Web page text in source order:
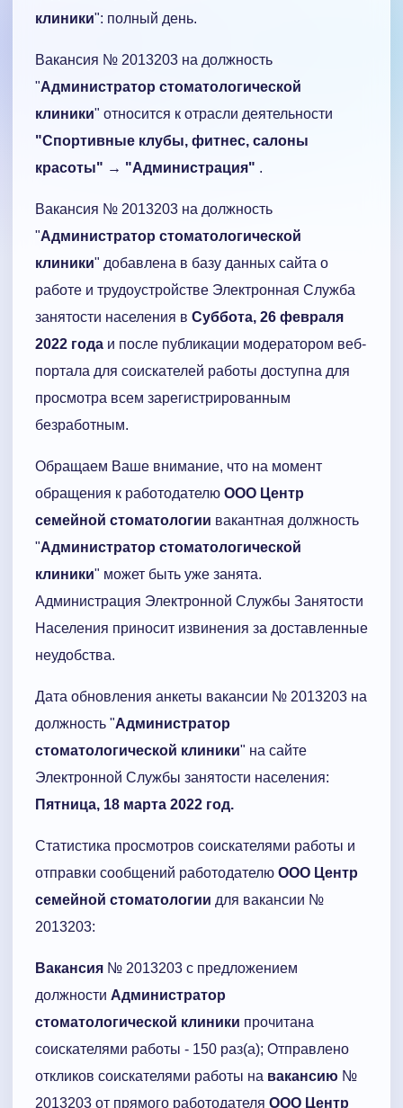
клиники": полный день.
Вакансия № 2013203 на должность
"Администратор стоматологической
клиники" относится к отрасли деятельности
"Спортивные клубы, фитнес, салоны
красоты" → "Администрация" .
Вакансия № 2013203 на должность
"Администратор стоматологической
клиники" добавлена в базу данных сайта о
работе и трудоустройстве Электронная Служба
занятости населения в Суббота, 26 февраля
2022 года и после публикации модератором веб-
портала для соискателей работы доступна для
просмотра всем зарегистрированным
безработным.
Обращаем Ваше внимание, что на момент
обращения к работодателю ООО Центр
семейной стоматологии вакантная должность
"Администратор стоматологической
клиники" может быть уже занята.
Администрация Электронной Службы Занятости
Населения приносит извинения за доставленные
неудобства.
Дата обновления анкеты вакансии № 2013203 на
должность "Администратор
стоматологической клиники" на сайте
Электронной Службы занятости населения:
Пятница, 18 марта 2022 год.
Статистика просмотров соискателями работы и
отправки сообщений работодателю ООО Центр
семейной стоматологии для вакансии №
2013203:
Вакансия № 2013203 с предложением
должности Администратор
стоматологической клиники прочитана
соискателями работы - 150 раз(а); Отправлено
откликов соискателями работы на вакансию №
2013203 от прямого работодателя ООО Центр